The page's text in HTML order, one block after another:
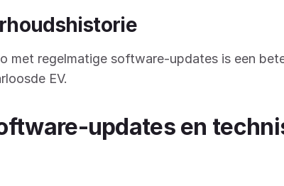
met regelmatige software-updates is een
EV.
updates en